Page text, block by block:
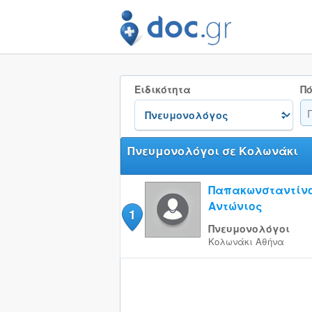
Ειδικότητα
Πνευμονολόγοι σε Κολωνάκι
1
Αντώνιος
Πνευμονολόγοι
Κολωνάκι Αθήνα